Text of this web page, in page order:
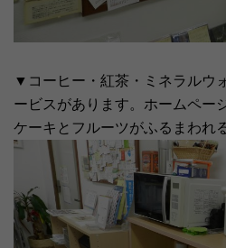
▼コーヒー・紅茶・ミネラルウ
ービスがあります。ホームペー
ケーキとフルーツがふるまわれ